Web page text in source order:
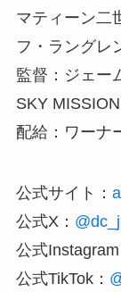
マティーン二
フ・ラングレ
監督：ジェー
SKY
配給：ワーナ
公式サイト：
公式X：
公式Instagram
公式TikTok：